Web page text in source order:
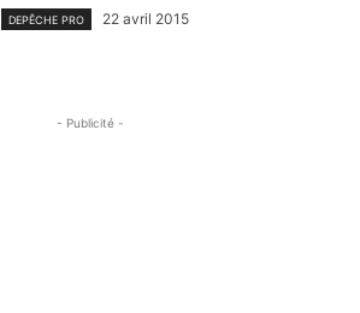
DEPÊCHE PRO 22 avril 2015
- Publicité -